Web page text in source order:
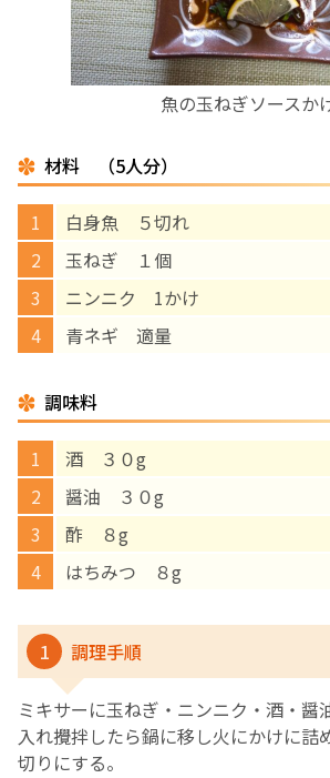
魚の玉ねぎソースか
材料 （5人分）
白身魚 ５切れ
玉ねぎ １個
ニンニク 1かけ
青ネギ 適量
調味料
酒 ３０g
醤油 ３０g
酢 ８g
はちみつ ８g
1 調理手順
ミキサーに玉ねぎ・ニンニク・酒・醤
入れ攪拌したら鍋に移し火にかけに詰
切りにする。
親と子の結びつき支
母乳育児
その他の診療内容
‘さんルーム’ でさまざまな講
遠方にお住まいで当院での出産を